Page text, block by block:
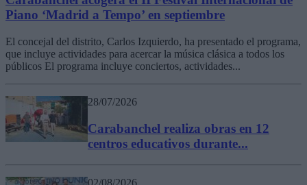
Piano ‘Madrid a Tempo’ en septiembre
El concejal del distrito, Carlos Izquierdo, ha presentado el programa,
que incluye actividades para acercar la música clásica a todos los
públicos El programa incluye conciertos, actividades...
28/07/2026
Carabanchel realiza obras en 12
centros educativos durante...
02/08/2026